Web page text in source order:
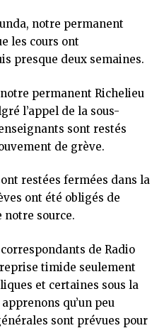
notre permanent
les cours ont
presque deux semaines.
permanent Richelieu
l’appel de la sous-
sont restés
de grève.
restées fermées dans la
ont été obligés de
notre source.
de Radio
timide seulement
et certaines sous la
qu’un peu
sont prévues pour